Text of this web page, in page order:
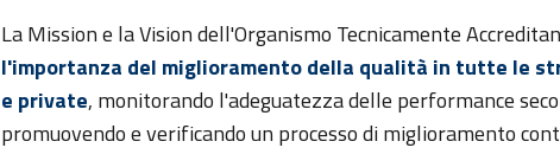
La Mission e la Vision dell'Organismo Tecnicamente
l'importanza del miglioramento della qualità in tutte le
e private, monitorando l'adeguatezza delle performance
promuovendo e verificando un processo di miglioramento